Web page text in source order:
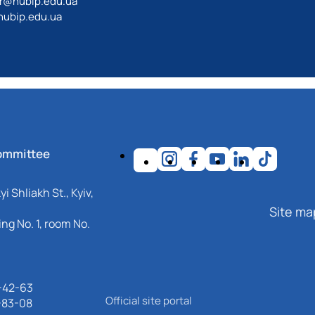
Shliakh St., Kyiv,
No. 1, room No.
63
08
Site
Official site portal